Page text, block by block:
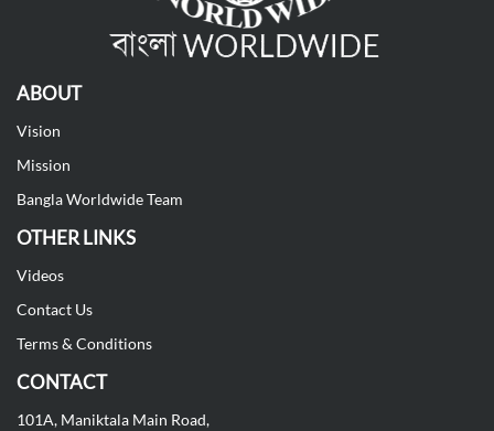
ABOUT
Vision
Mission
Bangla Worldwide Team
OTHER LINKS
Videos
Contact Us
Terms & Conditions
CONTACT
101A, Maniktala Main Road,